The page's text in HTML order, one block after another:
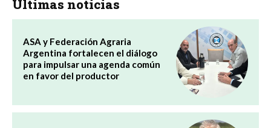
Últimas noticias
ASA y Federación Agraria
Argentina fortalecen el diálogo
para impulsar una agenda común
en favor del productor